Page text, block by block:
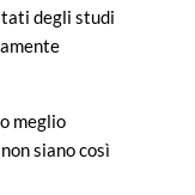
degli studi
meglio
siano così